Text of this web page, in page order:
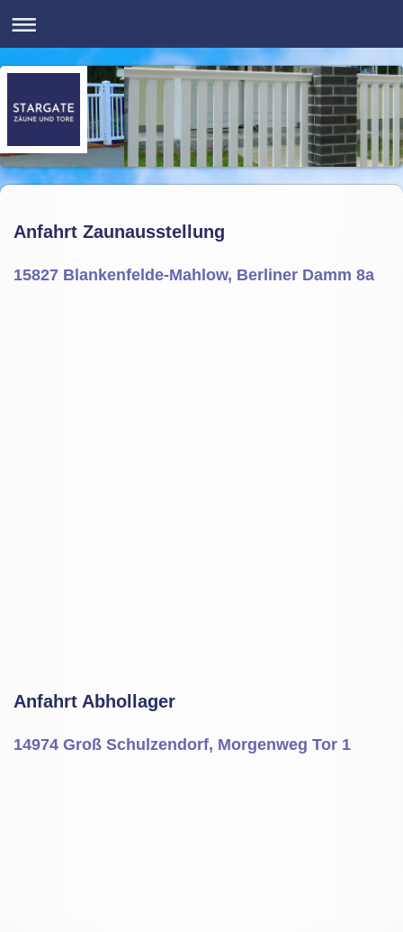
Anfahrt Zaunausstellung
15827 Blankenfelde-Mahlow, Berliner Damm 8a
Anfahrt Abhollager
14974 Groß Schulzendorf, Morgenweg Tor 1